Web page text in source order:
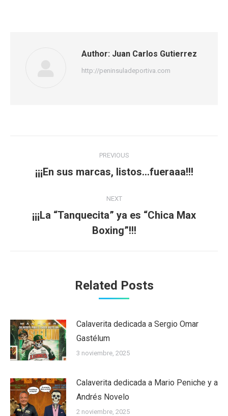
Author: Juan Carlos Gutierrez
http://peninsuladeportiva.com
navigation
PREVIOUS
Previous
¡¡¡En sus marcas, listos…fueraaa!!!
NEXT
Next
post:
¡¡¡La “Tanquecita” ya es “Chica Max
Boxing”!!!
Related Posts
Calaverita dedicada a Sergio Omar
Gastélum
3 noviembre, 2025
Calaverita dedicada a Mario Peniche y a
Andrés Novelo
2 noviembre, 2025